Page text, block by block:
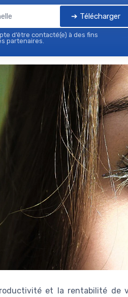
➔ Télécharger
d’être contacté(e) à des fins
partenaires.
et la rentabilité de